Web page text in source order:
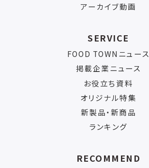
アーカイブ動画
SERVICE
FOOD TOWNニュース
掲載企業ニュース
お役立ち資料
オリジナル特集
新製品・新商品
ランキング
RECOMMEND